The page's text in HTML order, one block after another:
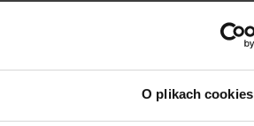
O plikach cookies